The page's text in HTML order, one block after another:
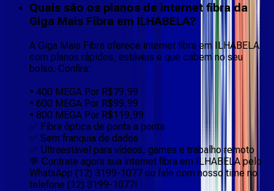
Quais são os planos de internet fibra da
Giga Mais Fibra em ILHABELA?
A Giga Mais Fibra oferece internet fibra em ILHABELA
com planos rápidos, estáveis e que cabem no seu
bolso. Confira:
• 400 MEGA Por R$79,99
• 600 MEGA Por R$99,99
• 800 MEGA Por R$119,99
✅ Fibra óptica de ponta a ponta
✅ Sem franquia de dados
✅ Ultraestável para vídeos, games e trabalho remoto
💬 Contrate agora sua internet fibra em ILHABELA pelo
WhatsApp (12) 3199-1077 ou fale com nosso time no
telefone (12) 3199-1077!